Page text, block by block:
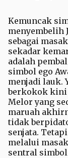
Kemuncak
menyembelih
sebagai
sekadar
adalah
simbol ego
menjadi lauk.
berkokok kini
Melor yang
maruah
tidak
senjata.
melalui
sentral